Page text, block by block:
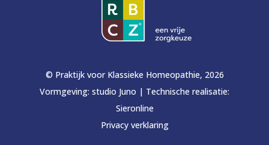
© Praktijk voor Klassieke Homeopathie, 2026
Vormgeving: studio Juno | Technische realisatie:
Sieronline
Privacy verklaring